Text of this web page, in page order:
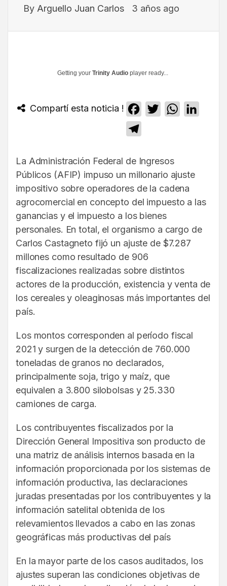
By Arguello Juan Carlos 3 años ago
Getting your Trinity Audio player ready...
Compartí esta noticia ! Facebook
TwitterWhatsApp
La Administración Federal de Ingresos
Públicos (AFIP) impuso un millonario ajuste
impositivo sobre operadores de la cadena
agrocomercial en concepto del impuesto a las
ganancias y el impuesto a los bienes
personales. En total, el organismo a cargo de
Carlos Castagneto fijó un ajuste de $7.287
millones como resultado de 906
fiscalizaciones realizadas sobre distintos
actores de la producción, existencia y venta de
los cereales y oleaginosas más importantes del
país.
Los montos corresponden al período fiscal
2021 y surgen de la detección de 760.000
toneladas de granos no declarados,
principalmente soja, trigo y maíz, que
equivalen a 3.800 silobolsas y 25.330
camiones de carga.
Los contribuyentes fiscalizados por la
Dirección General Impositiva son producto de
una matriz de análisis internos basada en la
información proporcionada por los sistemas de
información productiva, las declaraciones
juradas presentadas por los contribuyentes y la
información satelital obtenida de los
relevamientos llevados a cabo en las zonas
geográficas más productivas del país
En la mayor parte de los casos auditados, los
ajustes superan las condiciones objetivas de